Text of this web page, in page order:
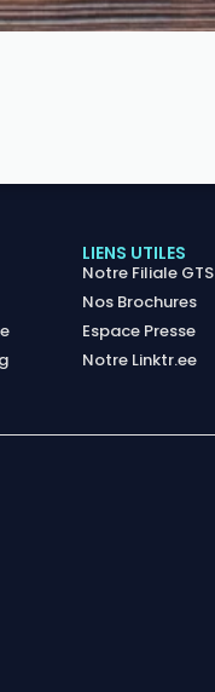
LIENS UTILES
Notre Filiale GTS
Nos Brochures
Espace Presse
Notre Linktr.ee